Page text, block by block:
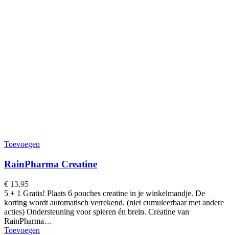
Toevoegen
RainPharma Creatine
€ 13,95
5 + 1 Gratis! Plaats 6 pouches creatine in je winkelmandje. De
korting wordt automatisch verrekend. (niet cumuleerbaar met andere
acties) Ondersteuning voor spieren én brein. Creatine van
RainPharma…
Toevoegen